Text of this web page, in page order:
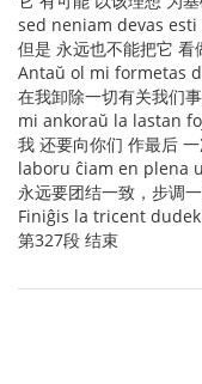
sed neniam devas
但是 永远也不能把它 看
Antaŭ ol mi formetas
在我卸除一切有关我们
mi ankoraŭ la lastan
我 还要向你们 作最后
laboru ĉiam en plena
永远要团结一致，步调
Finiĝis la tricent
第327段 结束